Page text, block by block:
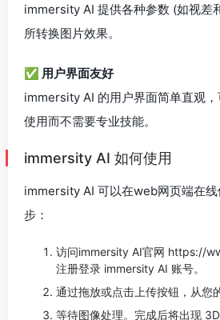
immersity AI 提供各种参数 (如视差
所转换图片效果。
✅ 用户界面友好
immersity AI 的用户界面简单直观
使用而不需要专业技能。
immersity AI 如何使用
immersity AI 可以在web网页端在
步：
访问immersity AI官网 https://
注册登录 immersity AI 账号。
通过拖放或点击上传按钮，从您
等待图像处理。完成后将出现